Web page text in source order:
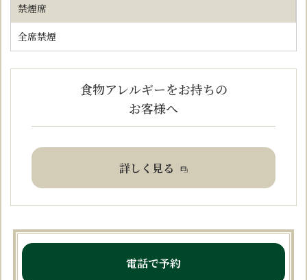
禁煙席
全席禁煙
食物アレルギーをお持ちの
お客様へ
詳しく見る
電話で予約